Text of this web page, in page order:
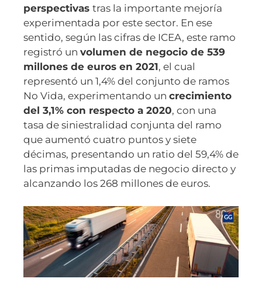
perspectivas tras la importante mejoría
experimentada por este sector. En ese
sentido, según las cifras de ICEA, este ramo
registró un volumen de negocio de 539
millones de euros en 2021, el cual
representó un 1,4% del conjunto de ramos
No Vida, experimentando un crecimiento
del 3,1% con respecto a 2020, con una
tasa de siniestralidad conjunta del ramo
que aumentó cuatro puntos y siete
décimas, presentando un ratio del 59,4% de
las primas imputadas de negocio directo y
alcanzando los 268 millones de euros.